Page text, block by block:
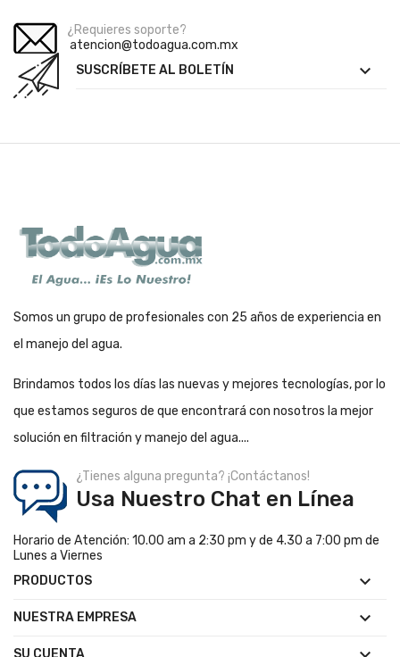
¿Requieres soporte?
atencion@todoagua.com.mx
SUSCRÍBETE AL BOLETÍN

Somos un grupo de profesionales con 25 años de experiencia en
el manejo del agua.
Brindamos todos los días las nuevas y mejores tecnologías, por lo
que estamos seguros de que encontrará con nosotros la mejor
solución en filtración y manejo del agua....
¿Tienes alguna pregunta? ¡Contáctanos!
Usa Nuestro Chat en Línea
Horario de Atención: 10.00 am a 2:30 pm y de 4.30 a 7:00 pm de
Lunes a Viernes
PRODUCTOS

NUESTRA EMPRESA 